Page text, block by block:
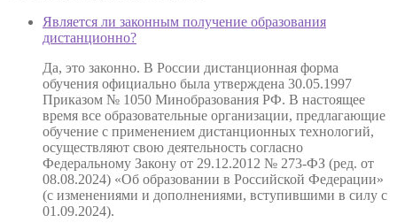
Является ли законным получение образования
дистанционно?
Да, это законно. В России дистанционная форма
обучения официально была утверждена 30.05.1997
Приказом № 1050 Минобразования РФ. В настоящее
время все образовательные организации, предлагающие
обучение с применением дистанционных технологий,
осуществляют свою деятельность согласно
Федеральному Закону от 29.12.2012 № 273-ФЗ (ред. от
08.08.2024) «Об образовании в Российской Федерации»
(с изменениями и дополнениями, вступившими в силу с
01.09.2024).